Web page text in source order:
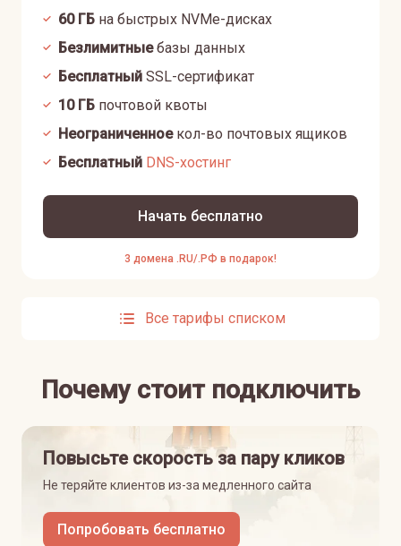
60ГБ на быстрых NVMe-дисках
Безлимитныебазы данных
Бесплатный SSL-сертификат
10ГБ почтовой квоты
Неограниченноекол-во почтовых ящиков
Бесплатный DNS-хостинг
Начать бесплатно
3 домена .RU/.РФ в подарок!
Все тарифы списком
Почему стоит подключить
Повысьте скорость за пару кликов
Не теряйте клиентов из-за медленного сайта
Попробовать бесплатно